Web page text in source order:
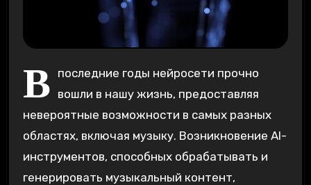
В последние годы нейросети прочно
вошли в нашу жизнь‚ предоставляя
невероятные возможности в самых разных
областях‚ включая музыку. Возникновение AI-
инструментов‚ способных обрабатывать и
генерировать музыкальный контент‚